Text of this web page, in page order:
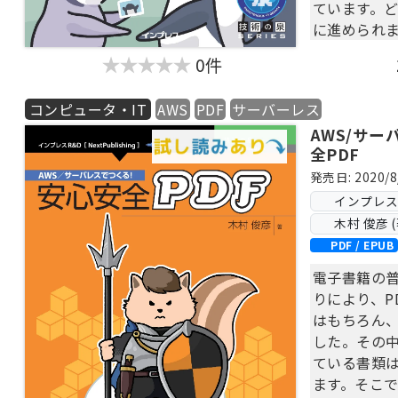
0件
ています。
に進められ
ん、構築
【目次】
第1章 環境
第2章 記事
第3章 画
第4章 フロ
第5章 R2を
第7章
コンピュータ・IT AWS PDF サーバーレス
AWS/サー
全PDF
発売日: 2020/
インプレ
木村 俊彦
PDF / EPUB
電子書籍の
りにより、
はもちろん
した。その
ている書類
ます。そこ